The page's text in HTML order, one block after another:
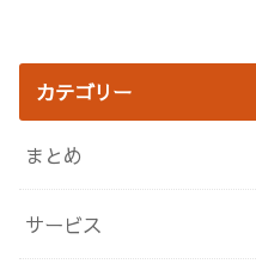
価値あり～
カテゴリー
まとめ
サービス